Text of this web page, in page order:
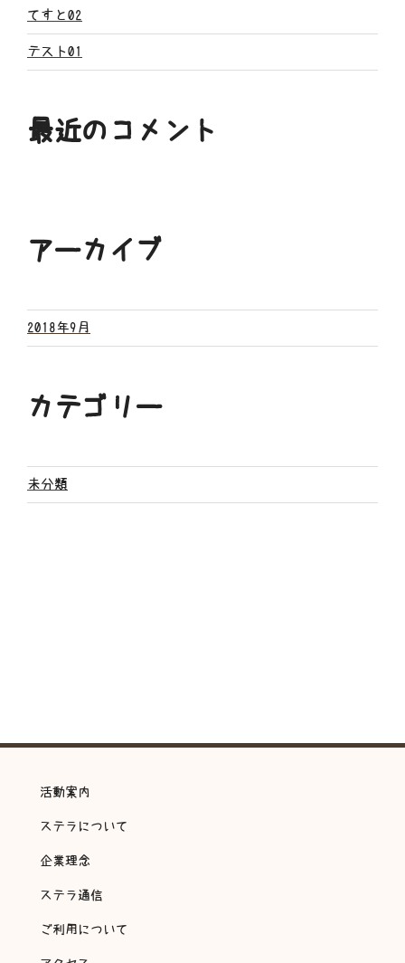
てすと02
テスト01
最近のコメント
アーカイブ
2018年9月
カテゴリー
未分類
活動案内
ステラについて
企業理念
ステラ通信
ご利用について